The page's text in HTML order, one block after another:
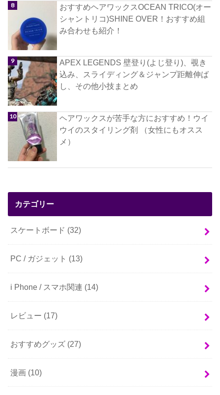
おすすめヘアワックスOCEAN TRICO(オー
シャントリコ)SHINE OVER！おすすめ組
み合わせも紹介！
APEX LEGENDS 壁登り(よじ登り)、覗き
込み、スライディング＆ジャンプ距離伸ば
し、その他小技まとめ
ヘアワックスが苦手な方におすすめ！ウイ
ウイのスタイリング剤 （女性にもオスス
メ）
カテゴリー
スケートボード (32)
PC / ガジェット (13)
i Phone / スマホ関連 (14)
レビュー (17)
おすすめグッズ (27)
漫画 (10)